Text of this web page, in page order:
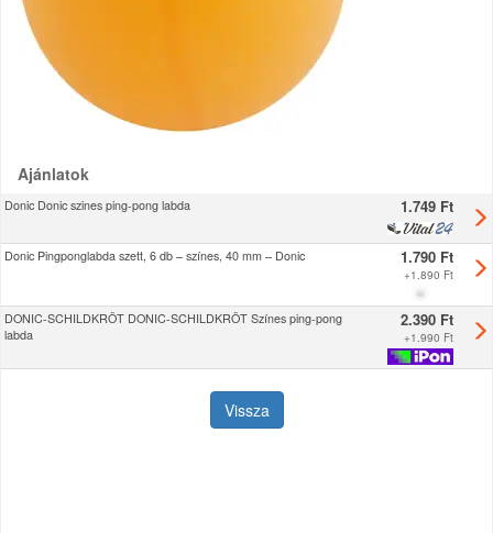
Ajánlatok
Donic Donic szines ping-pong labda 1.749 Ft
Donic Pingponglabda szett, 6 db – színes, 40 mm – Donic 1.790 Ft
+1.890 Ft
DONIC-SCHILDKRÖT DONIC-SCHILDKRÖT Színes ping-pong
labda
2.390 Ft
+1.990 Ft
Vissza